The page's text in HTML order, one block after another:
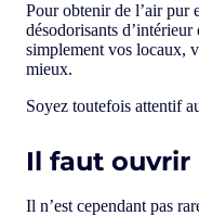
Pour obtenir de l’air pur
désodorisants
simplement vos locaux,
mieux.
Soyez toutefois attentif
Il faut ouvrir
Il n’est cependant pas